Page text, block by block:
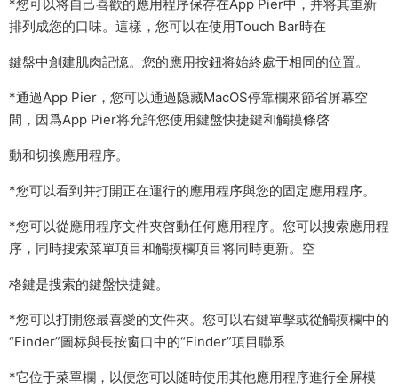
*您可以将自己喜歡的應用程序保存在App Pier中，并将其重新
排列成您的口味。這樣，您可以在使用Touch Bar時在
鍵盤中創建肌肉記憶。您的應用按鈕将始終處于相同的位置。
*通過App Pier，您可以通過隐藏MacOS停靠欄來節省屏幕空
間，因爲App Pier将允許您使用鍵盤快捷鍵和觸摸條啓
動和切換應用程序。
*您可以看到并打開正在運行的應用程序與您的固定應用程序。
*您可以從應用程序文件夾啓動任何應用程序。您可以搜索應用程
序，同時搜索菜單項目和觸摸欄項目将同時更新。空
格鍵是搜索的鍵盤快捷鍵。
*您可以打開您最喜愛的文件夾。您可以右鍵單擊或從觸摸欄中的
“Finder”圖标與長按窗口中的“Finder”項目聯系
*它位于菜單欄，以便您可以随時使用其他應用程序進行全屏模